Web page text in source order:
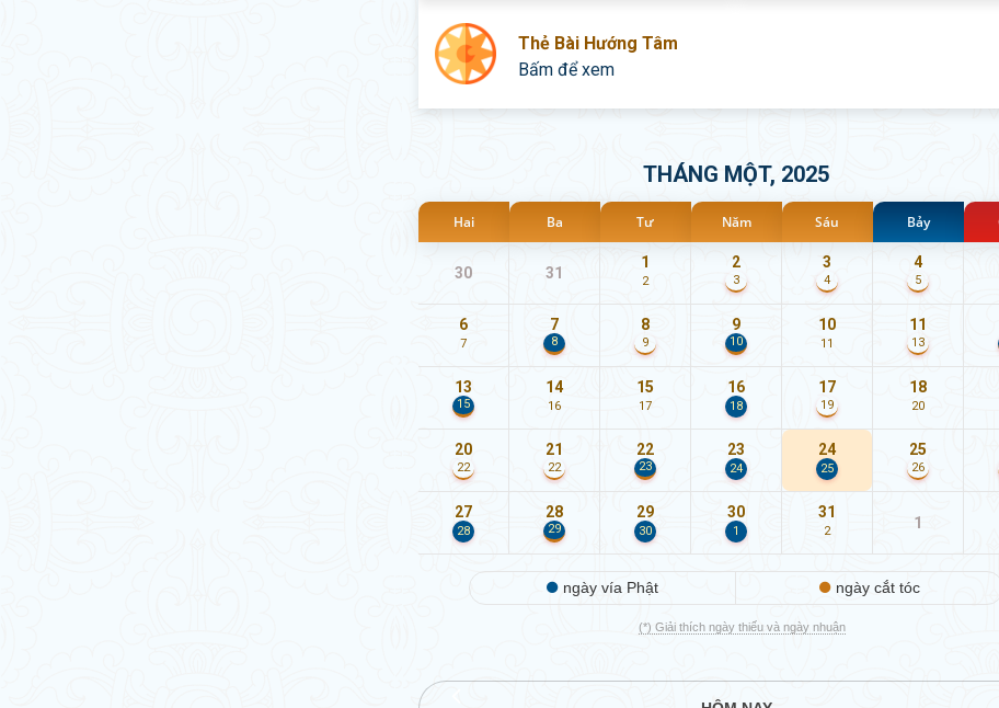
Thẻ Bài Hướng Tâm
Bấm để xem
THÁNG MỘT, 2025
Hai Ba Tư Năm Sáu Bảy
30 31
1
2
2
3
3
4
4
5
6
7
7
8
8
9
9
10
10
11
11
13
13
15
14
16
15
17
16
18
17
19
18
20
20
22
21
22
22
23
23
24
24
25
25
26
27
28
28
29
29
30
30
1
31
2 1
ngày vía Phật ngày cắt tóc
(*) Giải thích ngày thiếu và ngày nhuận